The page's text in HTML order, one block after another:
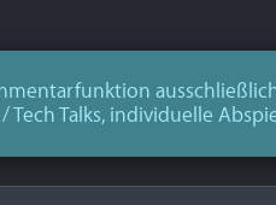
Tech Talks, individuelle